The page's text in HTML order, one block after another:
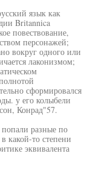
язык как
Britannica
повествование,
персонажей;
вокруг одного или
лаконизмом;
сформировался
у его колыбели
Конрад"57.
разные по
какой-то степени
эквивалента